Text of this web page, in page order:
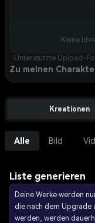
Keine
Unterstützte Upload-
Zu meinen
Kreationen
Alle Bild
Liste generieren
Deine Werke werden
die nach dem Upgrade
werden, werden